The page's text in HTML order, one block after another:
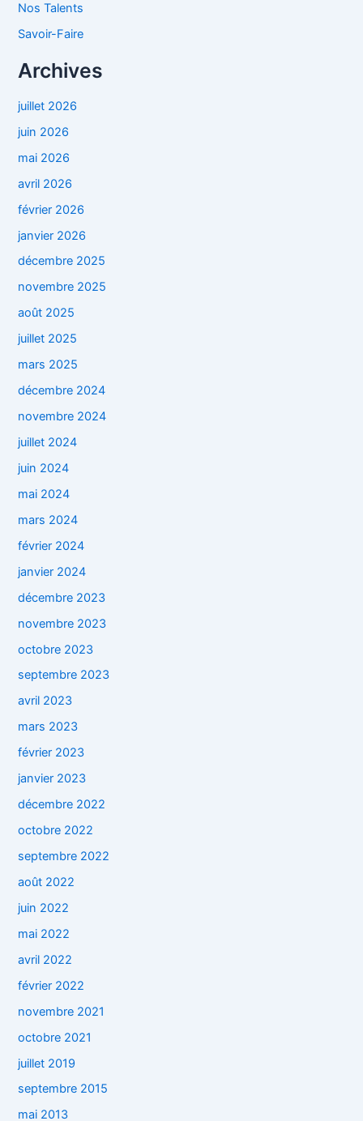
Nos Talents
Savoir-Faire
Archives
juillet 2026
juin 2026
mai 2026
avril 2026
février 2026
janvier 2026
décembre 2025
novembre 2025
août 2025
juillet 2025
mars 2025
décembre 2024
novembre 2024
juillet 2024
juin 2024
mai 2024
mars 2024
février 2024
janvier 2024
décembre 2023
novembre 2023
octobre 2023
septembre 2023
avril 2023
mars 2023
février 2023
janvier 2023
décembre 2022
octobre 2022
septembre 2022
août 2022
juin 2022
mai 2022
avril 2022
février 2022
novembre 2021
octobre 2021
juillet 2019
septembre 2015
mai 2013